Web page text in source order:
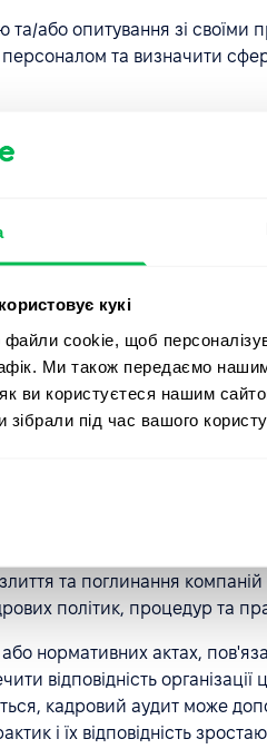
кукі
cookie, щоб
Ми також передаємо
ви користуєтеся нашим
зібрали під час вашого
та/або опитування зі своїми
та визначити
та процедур.
рекомендації та внесіть
та оцінюйте
який час, існують певні
та поглинання
політик, процедур та
або нормативних актах,
відповідність
кадровий аудит може
і їх відповідність